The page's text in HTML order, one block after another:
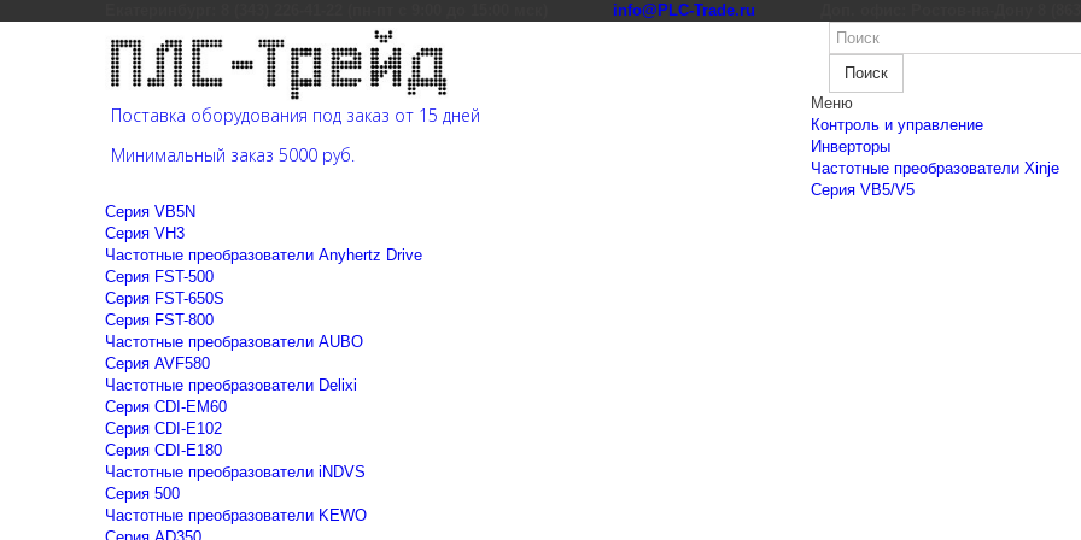
info@PLC-Trade.ru
Поставка оборудования под заказ от 15 дней
Минимальный заказ 5000 руб.
Поиск
Меню
Контроль и управление
Инверторы
Частотные преобразователи Xinje
Cерия VB5/V5
Cерия VB5N
Cерия VH3
Частотные преобразователи Anyhertz Drive
Серия FST-500
Серия FST-650S
Серия FST-800
Частотные преобразователи AUBO
Серия AVF580
Частотные преобразователи Delixi
Серия CDI-EM60
Серия CDI-E102
Серия CDI-E180
Частотные преобразователи iNDVS
Серия 500
Частотные преобразователи KEWO